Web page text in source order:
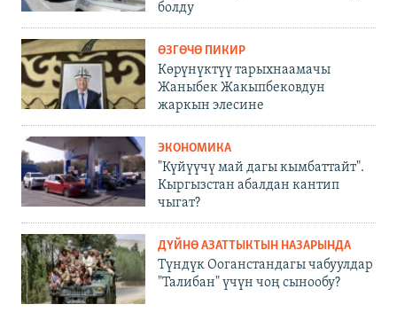
болду
ӨЗГӨЧӨ ПИКИР
Көрүнүктүү тарыхнаамачы
Жаныбек Жакыпбековдун
жаркын элесине
ЭКОНОМИКА
"Күйүүчү май дагы кымбаттайт".
Кыргызстан абалдан кантип
чыгат?
ДҮЙНӨ АЗАТТЫКТЫН НАЗАРЫНДА
Түндүк Ооганстандагы чабуулдар
"Талибан" үчүн чоң сынообу?